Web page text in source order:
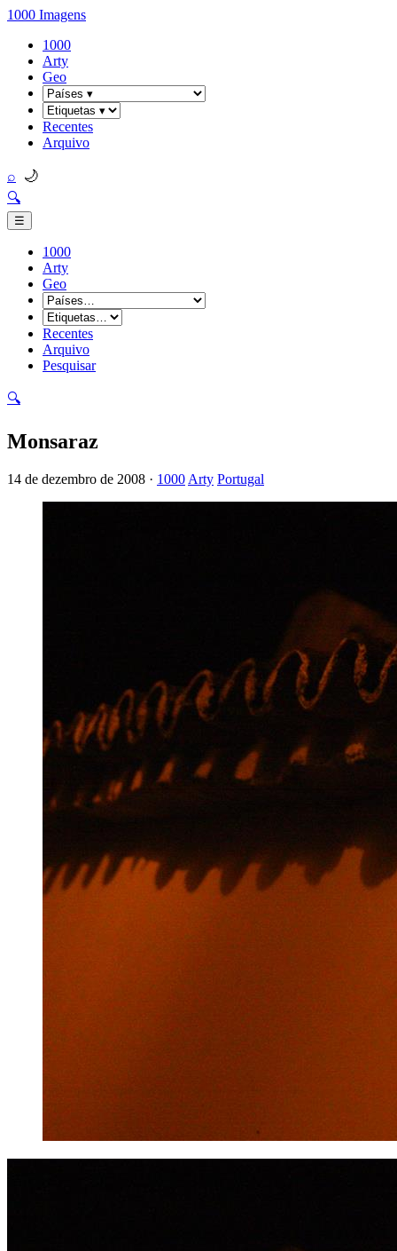
1000 Imagens
1000
Arty
Geo
Recentes
Arquivo
⌕ 🌙
🔍
☰
1000
Arty
Geo
Recentes
Arquivo
Pesquisar
🔍
Monsaraz
14 de dezembro de 2008 · 1000 Arty Portugal